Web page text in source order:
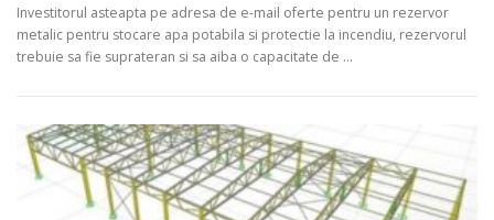
Investitorul asteapta pe adresa de e-mail oferte pentru un rezervor
metalic pentru stocare apa potabila si protectie la incendiu, rezervorul
trebuie sa fie suprateran si sa aiba o capacitate de …